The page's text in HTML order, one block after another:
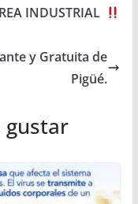
INDUSTRIAL
y Gratuita de
Pigüé.
gustar